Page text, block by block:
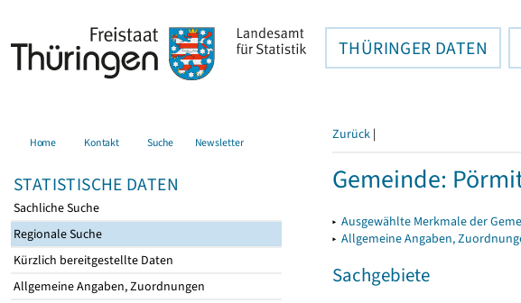
THÜRINGER DATEN
Home Kontakt Suche Newsletter
STATISTISCHE DATEN
Sachliche Suche
Regionale Suche
Kürzlich bereitgestellte Daten
Allgemeine Angaben, Zuordnungen
Zurück |
Gemeinde:
▸ Ausgewählte Merkmale der
▸ Allgemeine Angaben,
Sachgebiete